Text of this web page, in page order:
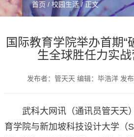
首页 / 校园生活/ 正文
国际教育学院举办首期“
生全球胜任力实战
发布者：管天天 编辑：毕浩洋 发
武科大网讯（通讯员管天天
育学院与新加坡科技设计大学（